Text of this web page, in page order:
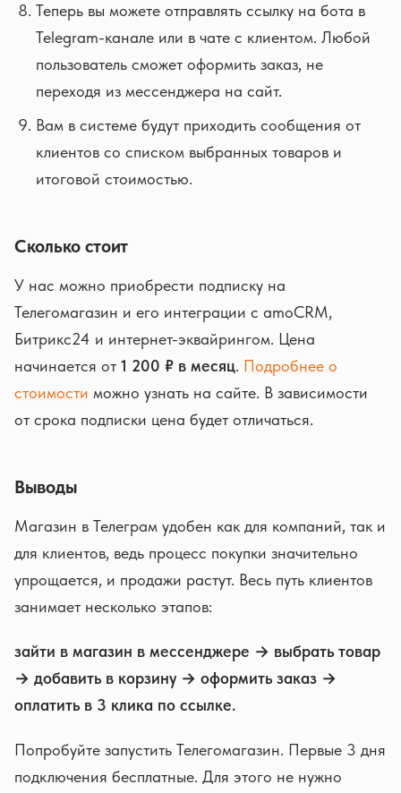
Теперь вы можете отправлять ссылку на бота в
Telegram-канале или в чате с клиентом. Любой
пользователь сможет оформить заказ, не
переходя из мессенджера на сайт.
Вам в системе будут приходить сообщения от
клиентов со списком выбранных товаров и
итоговой стоимостью.
Сколько стоит
У нас можно приобрести подписку на
Телегомагазин и его интеграции с amoCRM,
Битрикс24 и интернет-эквайрингом. Цена
начинается от 1 200 ₽ в месяц. Подробнее о
стоимости можно узнать на сайте. В зависимости
от срока подписки цена будет отличаться.
Выводы
Магазин в Телеграм удобен как для компаний, так и
для клиентов, ведь процесс покупки значительно
упрощается, и продажи растут. Весь путь клиентов
занимает несколько этапов:
зайти в магазин в мессенджере → выбрать товар
→ добавить в корзину → оформить заказ →
оплатить в 3 клика по ссылке.
Попробуйте запустить Телегомагазин. Первые 3 дня
подключения бесплатные. Для этого не нужно